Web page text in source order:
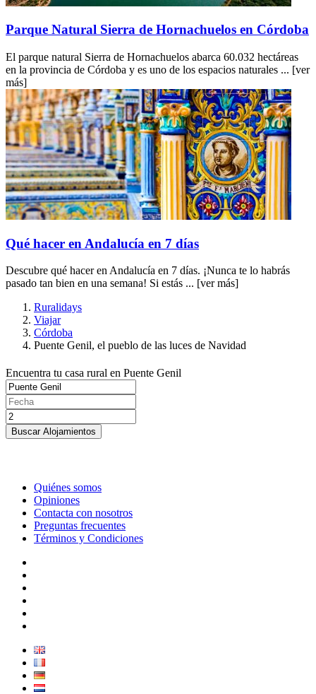
Parque Natural Sierra de Hornachuelos en Córdoba
El parque natural Sierra de Hornachuelos abarca 60.032 hectáreas
en la provincia de Córdoba y es uno de los espacios naturales ... [ver
más]
Qué hacer en Andalucía en 7 días
Descubre qué hacer en Andalucía en 7 días. ¡Nunca te lo habrás
pasado tan bien en una semana! Si estás ... [ver más]
Ruralidays
Viajar
Córdoba
Puente Genil, el pueblo de las luces de Navidad
Encuentra tu casa rural en Puente Genil
Buscar Alojamientos
Quiénes somos
Opiniones
Contacta con nosotros
Preguntas frecuentes
Términos y Condiciones